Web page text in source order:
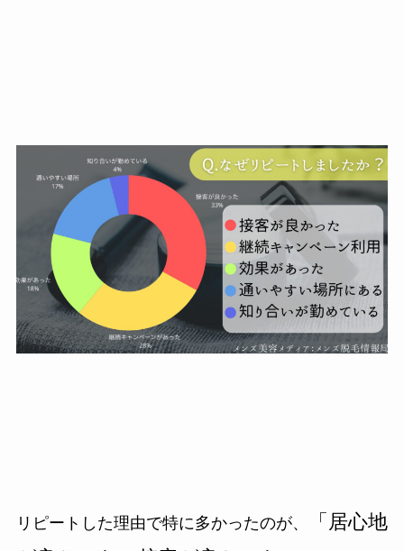
リピートした理由で特に多かったのが、
「居心地